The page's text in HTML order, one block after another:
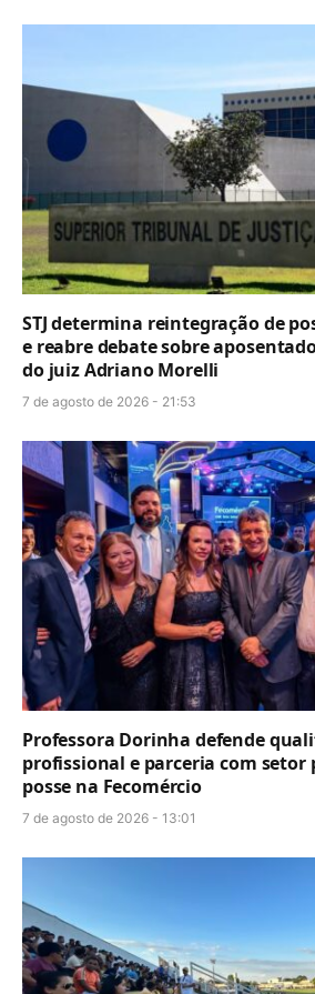
STJ determina reintegração de
e reabre debate sobre
do juiz Adriano Morelli
7 de agosto de 2026 - 21:53
Professora Dorinha defende
profissional e parceria com
posse na Fecomércio
7 de agosto de 2026 - 13:01